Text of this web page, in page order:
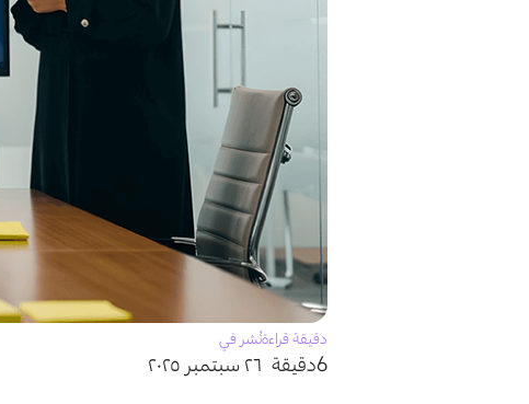
دقيقة قراءة
6دقيقة
نُشر في
٢٦ سبتمبر ٢٠٢٥